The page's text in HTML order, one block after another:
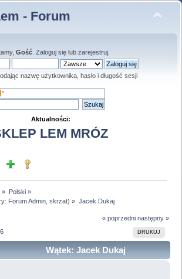
- Forum
Gość. Zaloguj sięlub zarejestruj.
nazwę użytkownika, hasło i długość sesji
Aktualności:
LEM MRÓZ
» Polski»
Forum Admin ,skrzat) » Jacek Dukaj
« poprzedni następny »
DRUKUJ
Wątek: Jacek Dukaj
razy)